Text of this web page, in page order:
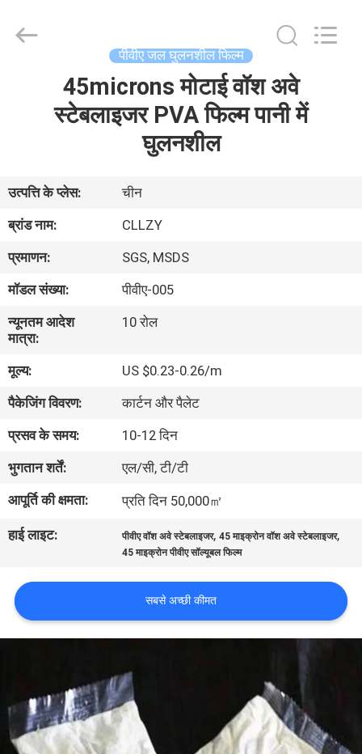
हमारे
बारे
में
कारखाने
का
गुणवत्ता
नियंत्रण
समाचार
उद्धरण
साइटमैप
PRIVACY
POLICY
Materials
पीवीए जल घुलनशील फिल्म
45microns मोटाई वॉश अवे
स्टेबलाइजर PVA फिल्म पानी में
घुलनशील
उत्पत्ति के प्लेस:
चीन
ब्रांड नाम:
CLLZY
प्रमाणन:
SGS, MSDS
मॉडल संख्या:
पीवीए-005
न्यूनतम आदेश
मात्रा:
10 रोल
मूल्य:
US $0.23-0.26/m
पैकेजिंग विवरण:
कार्टन और पैलेट
प्रसव के समय:
10-12 दिन
भुगतान शर्तें:
एल/सी, टी/टी
आपूर्ति की क्षमता:
प्रति दिन 50,000㎡
हाई लाइट: पीवीए वॉश अवे स्टेबलाइजर,45 माइक्रोन वॉश अवे स्टेबलाइजर,
45 माइक्रोन पीवीए सॉल्यूबल फिल्म
सबसे अच्छी कीमत